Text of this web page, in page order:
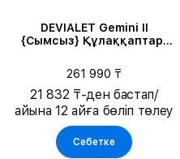
DEVIALET Gemini II
{Сымсыз} Құлаққаптар,
261 990 ₸
21 832 ₸-ден бастап/
айына 12 айға бөліп төлеу
Себетке